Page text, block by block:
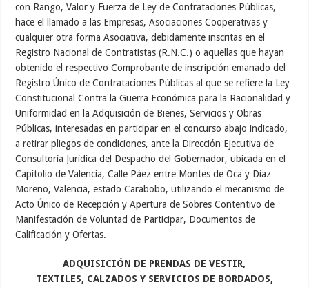
con Rango, Valor y Fuerza de Ley de Contrataciones Públicas,
hace el llamado a las Empresas, Asociaciones Cooperativas y
cualquier otra forma Asociativa, debidamente inscritas en el
Registro Nacional de Contratistas (R.N.C.) o aquellas que hayan
obtenido el respectivo Comprobante de inscripción emanado del
Registro Único de Contrataciones Públicas al que se refiere la Ley
Constitucional Contra la Guerra Económica para la Racionalidad y
Uniformidad en la Adquisición de Bienes, Servicios y Obras
Públicas, interesadas en participar en el concurso abajo indicado,
a retirar pliegos de condiciones, ante la Dirección Ejecutiva de
Consultoría Jurídica del Despacho del Gobernador, ubicada en el
Capitolio de Valencia, Calle Páez entre Montes de Oca y Díaz
Moreno, Valencia, estado Carabobo, utilizando el mecanismo de
Acto Único de Recepción y Apertura de Sobres Contentivo de
Manifestación de Voluntad de Participar, Documentos de
Calificación y Ofertas.
ADQUISICIÓN DE PRENDAS DE VESTIR,
TEXTILES, CALZADOS Y SERVICIOS DE BORDADOS,